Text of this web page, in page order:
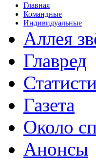
Главная
Командные
Индивидуальные
Аллея
Главред
Газета
Около
Анонсы